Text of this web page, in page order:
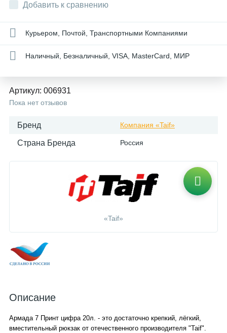
Добавить к сравнению
Курьером, Почтой, Транспортными Компаниями
Наличный, Безналичный, VISA, MasterCard, МИР
Артикул: 006931
Пока нет отзывов
Бренд Компания «Taif»
Страна Бренда Россия
«Taif»
Описание
Армада 7 Принт цифра 20л. - это достаточно крепкий, лёгкий,
вместительный рюкзак от отечественного производителя "Taif".